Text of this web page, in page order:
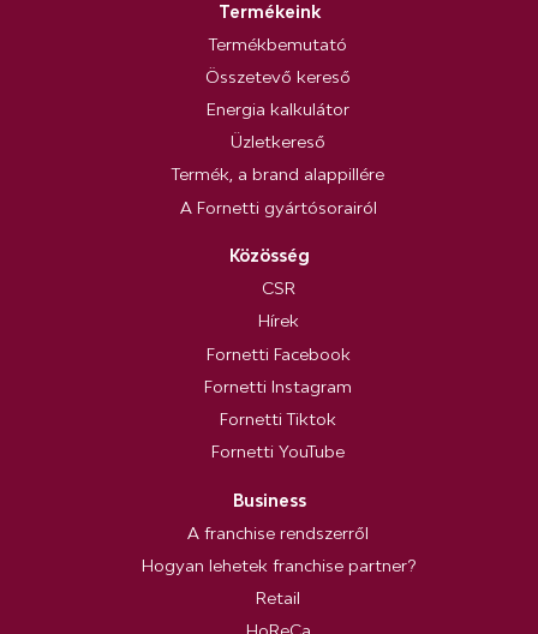
Termékeink
Termékbemutató
Összetevő kereső
Energia kalkulátor
Üzletkereső
Termék, a brand alappillére
A Fornetti gyártósorairól
Közösség
CSR
Hírek
Fornetti Facebook
Fornetti Instagram
Fornetti Tiktok
Fornetti YouTube
Business
A franchise rendszerről
Hogyan lehetek franchise partner?
Retail